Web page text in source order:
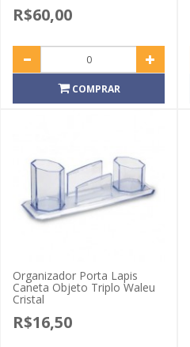
R$60,00
COMPRAR
Organizador Porta Lapis
Caneta Objeto Triplo Waleu
Cristal
R$16,50